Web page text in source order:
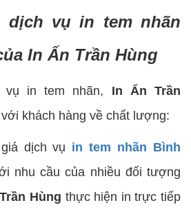
dịch vụ in tem nhãn
In Ấn Trần Hùng
vụ in tem nhãn, In Ấn Trần
với khách hàng về chất lượng:
dịch vụ in tem nhãn Bình
nhu cầu của nhiều đối tượng
Hùng thực hiện in trực tiếp